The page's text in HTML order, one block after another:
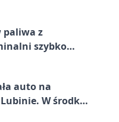
paliwa z
szybko
auto na
W środku